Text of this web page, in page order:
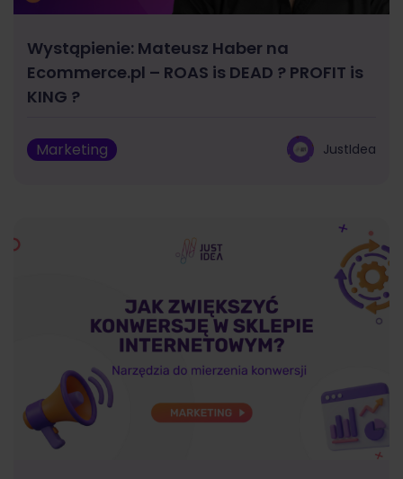
Wystąpienie: Mateusz Haber na
Ecommerce.pl – ROAS is DEAD ? PROFIT is
KING ?
Marketing JustIdea